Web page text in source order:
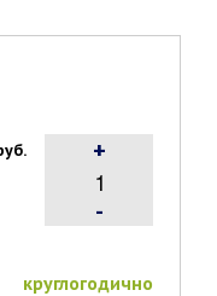
-
+
круглогодично